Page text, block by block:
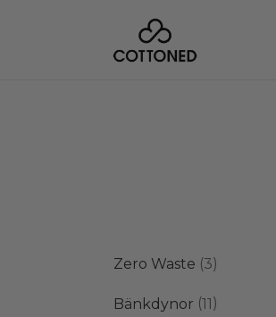
Zero Waste 33
Bänkdynor 1111